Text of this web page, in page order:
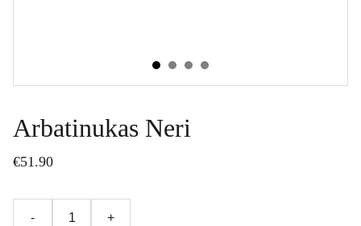
Arbatinukas Neri
€51.90
- +